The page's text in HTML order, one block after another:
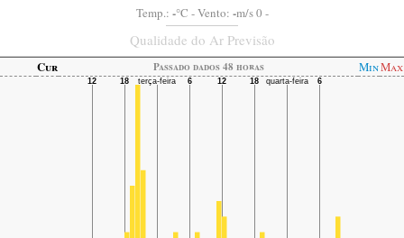
Temp.: -°C - Vento: -m/s 0 -
Qualidade do Ar Previsão
Cur Passado dados 48 horas MinMax